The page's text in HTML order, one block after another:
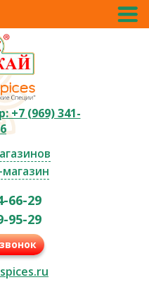
+7 (969) 341-
66-29
95-29